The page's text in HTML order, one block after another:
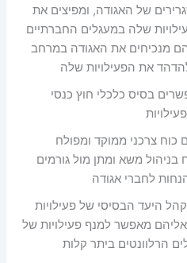
של האגודה, ומפיצים את
שלה במעגלים החברתיים
מנכיחים את האגודה במרחב
את הפעילויות שלה
בסיס כלכלי חוץ כנסי
כוח צרכני ממוקד ומפולח
משא ומתן מול גורמים
לחברי אגודה
היעד הבסיסי של פעילויות
אליהם מאפשר למנף פעילויות של
הרלוונטים ביתר קלות